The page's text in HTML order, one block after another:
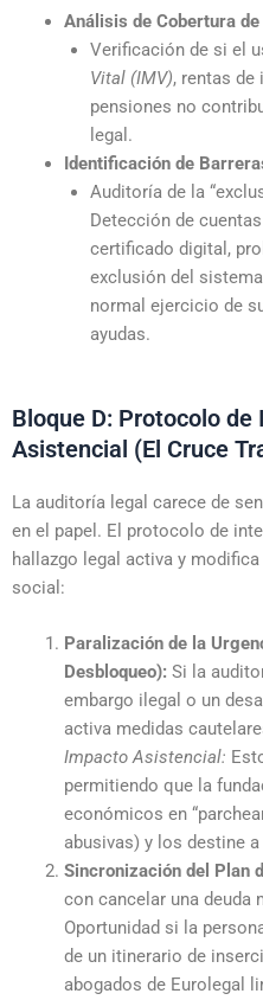
Análisis de Cobertura
Verificación de si el
Vital (IMV), rentas
pensiones no
legal.
Identificación de
Auditoría de la
Detección de
certificado digital,
exclusión del
normal ejercicio de
ayudas.
Bloque D: Protocolo de
Asistencial (El Cruce
La auditoría legal carece de
en el papel. El protocolo de
hallazgo legal activa y
social:
Paralización de la
Desbloqueo): Si la
embargo ilegal o un
activa medidas
Impacto Asistencial:
permitiendo que la
económicos en
abusivas) y los destine
Sincronización del Plan
con cancelar una deuda
Oportunidad si la
de un itinerario de
abogados de Eurolegal